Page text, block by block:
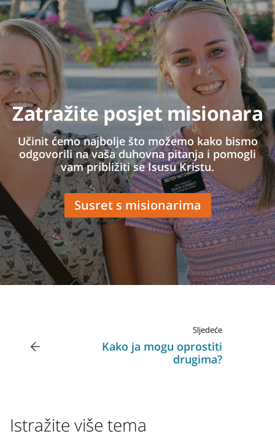
Zatražite posjet misionara
Učinit ćemo najbolje što možemo kako bismo
odgovorili na vaša duhovna pitanja i pomogli
vam približiti se Isusu Kristu.
Susret s misionarima
Sljedeće
Kako ja mogu oprostiti
drugima?
Istražite više tema